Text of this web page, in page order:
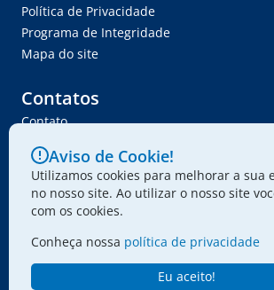
Política de Privacidade
Programa de Integridade
Mapa do site
Contatos
Contato
Trabalhe Conosco
Ser Fornecedor
Envie seu projeto
© 2024 - Associação Paulista dos
Aviso de Cookie!
Utilizamos cookies para melhorar a sua
no nosso site. Ao utilizar o nosso site
com os cookies.
Conheça nossa política de privacidade
Eu aceito!